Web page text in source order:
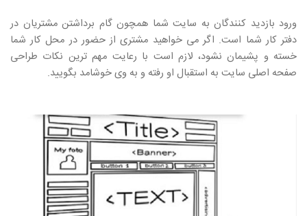
ورود بازدید کنندگان به سایت شما همچون گام برداشتن مشتریان در
دفتر کار شما است. اگر می خواهید مشتری از حضور در محل کار شما
خسته و پشیمان نشود، لازم است با رعایت مهم ترین نکات طراحی
صفحه اصلی سایت به استقبال او رفته و به وی خوشامد بگویید.